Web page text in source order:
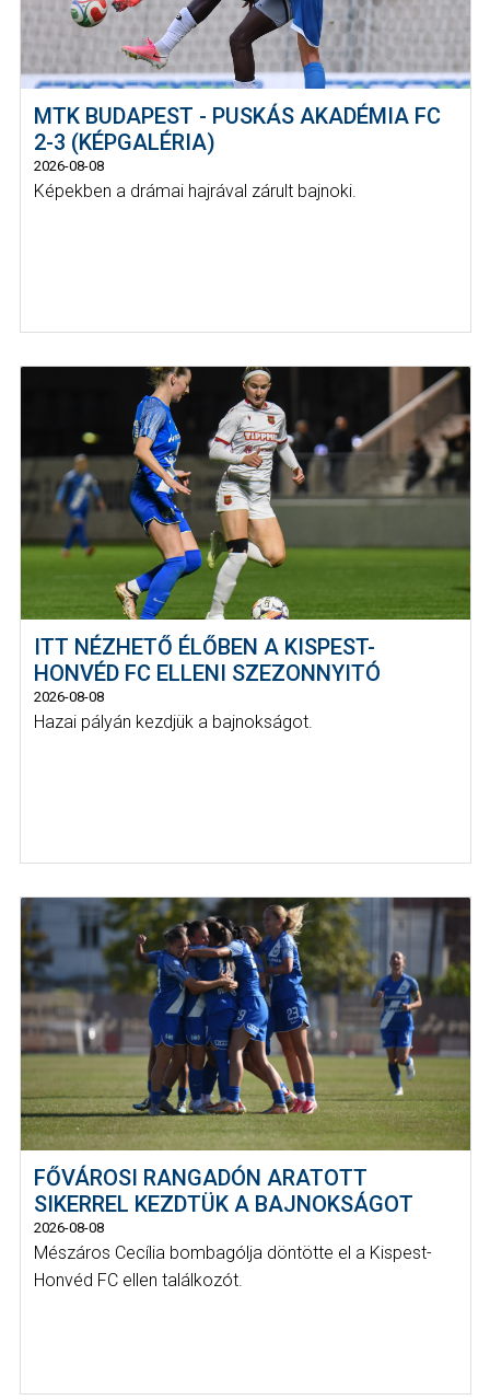
MTK BUDAPEST - PUSKÁS AKADÉMIA FC
2-3 (KÉPGALÉRIA)
2026-08-08
Képekben a drámai hajrával zárult bajnoki.
ITT NÉZHETŐ ÉLŐBEN A KISPEST-
HONVÉD FC ELLENI SZEZONNYITÓ
2026-08-08
Hazai pályán kezdjük a bajnokságot.
FŐVÁROSI RANGADÓN ARATOTT
SIKERREL KEZDTÜK A BAJNOKSÁGOT
2026-08-08
Mészáros Cecília bombagólja döntötte el a Kispest-
Honvéd FC ellen találkozót.